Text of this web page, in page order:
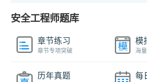
安全工程师题库
章节练习
章节专项突破
模
海
历年真题 每